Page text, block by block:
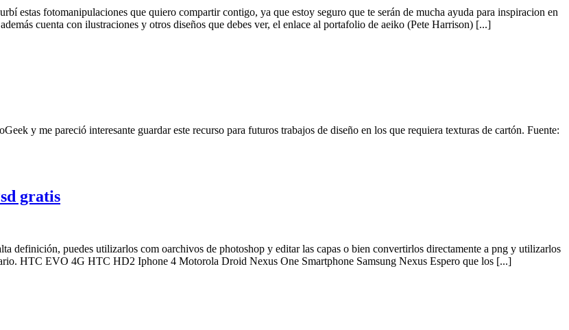
estas fotomanipulaciones que quiero compartir contigo, ya que estoy seguro que te serán de mucha ayuda para inspiracion en
cuenta con ilustraciones y otros diseños que debes ver, el enlace al portafolio de aeiko (Pete Harrison) [...]
y me pareció interesante guardar este recurso para futuros trabajos de diseño en los que requiera texturas de cartón. Fuente:
gratis
definición, puedes utilizarlos com oarchivos de photoshop y editar las capas o bien convertirlos directamente a png y utilizarlos
HTC EVO 4G HTC HD2 Iphone 4 Motorola Droid Nexus One Smartphone Samsung Nexus Espero que los [...]